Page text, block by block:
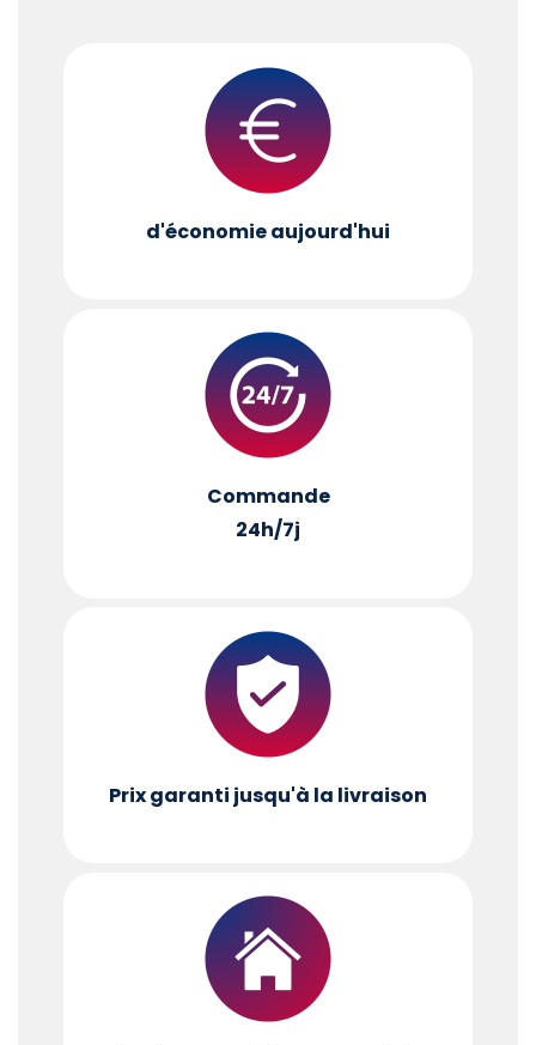
d'économie aujourd'hui
Commande
24h/7j
Prix garanti jusqu'à la livraison